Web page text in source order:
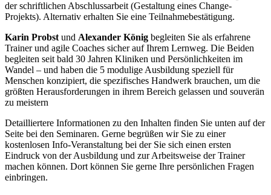
der schriftlichen Abschlussarbeit (Gestaltung eines Change-
Projekts). Alternativ erhalten Sie eine Teilnahmebestätigung.
Karin Probst und Alexander König begleiten Sie als erfahrene
Trainer und agile Coaches sicher auf Ihrem Lernweg. Die Beiden
begleiten seit bald 30 Jahren Kliniken und Persönlichkeiten im
Wandel – und haben die 5 modulige Ausbildung speziell für
Menschen konzipiert, die spezifisches Handwerk brauchen, um die
größten Herausforderungen in ihrem Bereich gelassen und souverän
zu meistern
Detailliertere Informationen zu den Inhalten finden Sie unten auf der
Seite bei den Seminaren. Gerne begrüßen wir Sie zu einer
kostenlosen Info-Veranstaltung bei der Sie sich einen ersten
Eindruck von der Ausbildung und zur Arbeitsweise der Trainer
machen können. Dort können Sie gerne Ihre persönlichen Fragen
einbringen.